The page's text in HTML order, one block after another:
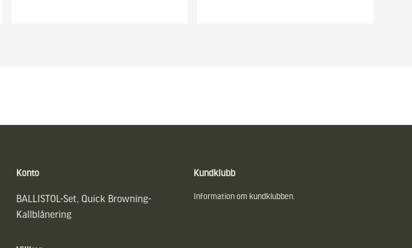
Konto
BALLISTOL-Set, Quick Browning-
Kallblånering
Kundklubb
Information om kundklubben.